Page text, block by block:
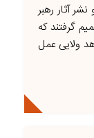
آثار رهبر
گرفتند که
ولایی عمل